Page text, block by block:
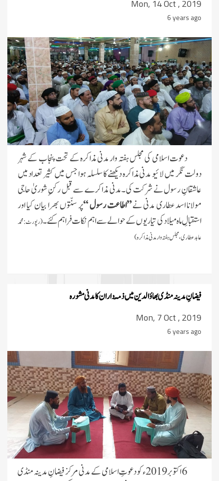
Mon, 14 Oct , 2019
6 years ago
دعوت اسلامی کی مجلس ہفتہ وار مدنی مذاکرہ کے تحتپنجاب کے شہر
دولت نگر میں لائیو مدنی مذاکرہ دیکھنے کا سلسلہ ہوا جس میں کثیر تعداد میں
عاشقانِ رسول نے شرکت کی۔مدنی مذاکرے سے قبل رکنِ شوریٰ حاجی
مولانا اسد عطاری مدنی نے”اطاعت رسول “پر سنّتوں بھرا بیان کیا اور
استقبالِ ماہ میلاد کی تیاریوں کے حوالے سے اہم نکات فراہم کئے۔(رپورٹ: محمد
عابد عطاری، مجلس ہفتہ وار مدنی مذاکرہ)
فیضانِ مدینہ منڈی بھاؤالدین میں ذمّہ داران کا مدنی مشورہ
Mon, 7 Oct , 2019
6 years ago
6 اکتوبر2019ء کو دعوتِ اسلامی کے مدنی مرکز فیضانِ مدینہ منڈی